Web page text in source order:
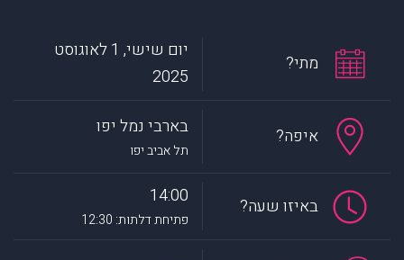
מתי?
יום שישי, 1 לאוגוסט
2025
איפה? בארבי נמל יפו
תל אביב יפו
באיזו שעה? 14:00
פתיחת דלתות: 12:30